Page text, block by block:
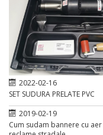
2022-02-16
SET SUDURA PRELATE PVC
2019-02-19
Cum sudam bannere cu